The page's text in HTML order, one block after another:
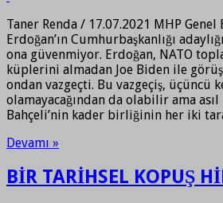
Taner Renda / 17.07.2021 MHP Genel
Erdoğan’ın Cumhurbaşkanlığı
ona güvenmiyor. Erdoğan, NATO
küplerini almadan Joe Biden ile
ondan vazgeçti. Bu vazgeçiş, üçüncü
olamayacağından da olabilir ama
Bahçeli’nin kader birliğinin her iki
Devamı »
BİR TARİHSEL KOPUŞ